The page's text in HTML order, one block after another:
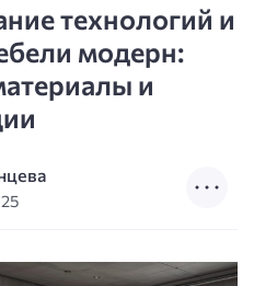
технологий и
модерн:
и